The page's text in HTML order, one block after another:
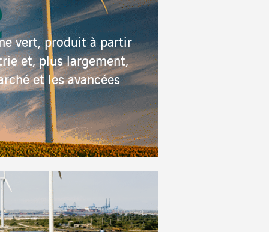
vert, produit à partir
et, plus largement,
et les avancées